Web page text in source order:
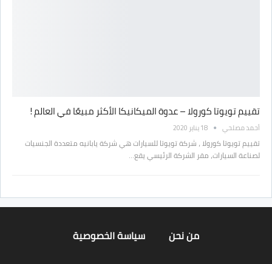
تقييم تويوتا كورولا – عدوة الميكانيكا الأكثر مبيعًا في العالم !
أحمد مصلحي 18 يناير 2020
تقييم تويوتا كورولا ، شركة تويوتا للسيارات هي شركة يابانيه متعددة الجنسيات
لصناعة السيارات، مقر الشركة الرئيسي يقع…
من نحن سياسة الخصوصية